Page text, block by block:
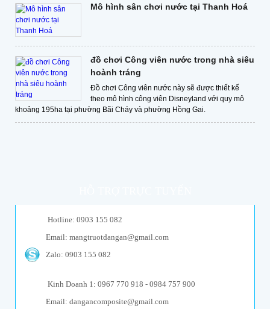
Mô hình sân chơi nước tại Thanh Hoá
đồ chơi Công viên nước trong nhà siêu
hoành tráng
Đồ chơi Công viên nước này sẽ được thiết kế
theo mô hình công viên Disneyland với quy mô
khoảng 195ha tại phường Bãi Cháy và phường Hồng Gai.
Hotline: 0903 155 082
Email: mangtruotdangan@gmail.com
Zalo: 0903 155 082
Kinh Doanh 1: 0967 770 918 - 0984 757 900
Email: dangancomposite@gmail.com